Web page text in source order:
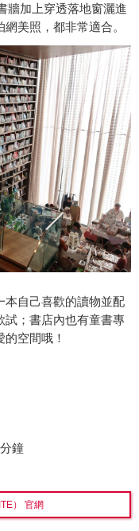
牆加上穿透落地窗灑進
美照，都非常適合。
本自己喜歡的讀物並配
試；書店內也有童書專
空間哦！
鐘
） 官網